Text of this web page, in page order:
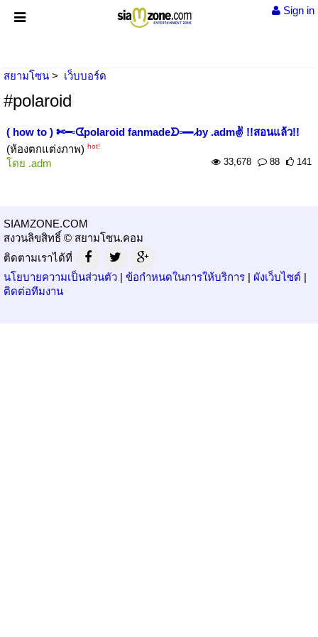
Sign in
สยามโซน เว็บบอร์ด
#polaroid
( how to ) ✄━▫ᗧpolaroid fanmadeᗤ▫━ ̷by .adm✌ !!สอนแล้ว!!
(ห้องตกแต่งภาพ) hot!
โดย .adm 33,678 88 141
SIAMZONE.COM
สงวนลิขสิทธิ์ © สยามโซน.คอม
ติดตามเราได้ที่
นโยบายความเป็นส่วนตัว | ข้อกำหนดในการให้บริการ | ผังเว็บไซต์ |
ติดต่อทีมงาน